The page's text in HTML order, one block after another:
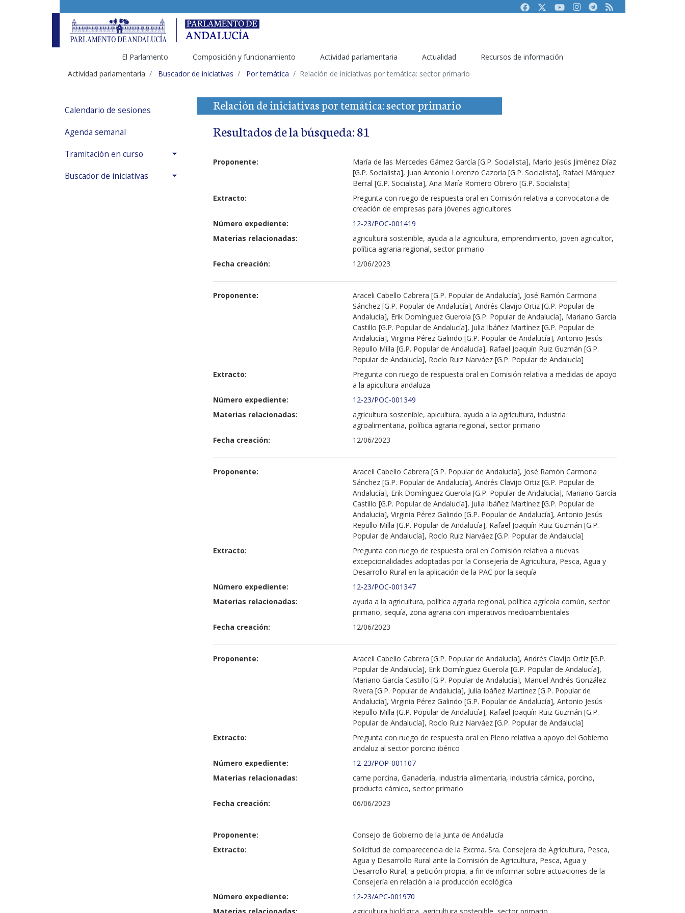
FacebookTwitterYoutubeInstagram
Telegram
RSS
El Parlamento Composición y funcionamiento Actividad parlamentaria Actualidad
Recursos de información
Actividad parlamentaria
Buscador de iniciativas Por temática Relación de iniciativas por temática: sector primario
Calendario de sesiones
Agenda semanal
Tramitación en curso
Buscador de iniciativas
Relación de iniciativas por temática: sector primario
Resultados de la búsqueda: 81
Proponente:
María de las Mercedes Gámez García [G.P. Socialista], Mario Jesús Jiménez Díaz
[G.P. Socialista], Juan Antonio Lorenzo Cazorla [G.P. Socialista], Rafael Márquez
Berral [G.P. Socialista], Ana María Romero Obrero [G.P. Socialista]
Extracto:
Pregunta con ruego de respuesta oral en Comisión relativa a convocatoria de
creación de empresas para jóvenes agricultores
Número expediente:
12-23/POC-001419
Materias relacionadas:
agricultura sostenible, ayuda a la agricultura, emprendimiento, joven agricultor,
política agraria regional, sector primario
Fecha creación:
12/06/2023
Proponente:
Araceli Cabello Cabrera [G.P. Popular de Andalucía], José Ramón Carmona
Sánchez [G.P. Popular de Andalucía], Andrés Clavijo Ortiz [G.P. Popular de
Andalucía], Erik Domínguez Guerola [G.P. Popular de Andalucía], Mariano García
Castillo [G.P. Popular de Andalucía], Julia Ibáñez Martínez [G.P. Popular de
Andalucía], Virginia Pérez Galindo [G.P. Popular de Andalucía], Antonio Jesús
Repullo Milla [G.P. Popular de Andalucía], Rafael Joaquín Ruiz Guzmán [G.P.
Popular de Andalucía], Rocío Ruiz Narváez [G.P. Popular de Andalucía]
Extracto:
Pregunta con ruego de respuesta oral en Comisión relativa a medidas de apoyo
a la apicultura andaluza
Número expediente:
12-23/POC-001349
Materias relacionadas:
agricultura sostenible, apicultura, ayuda a la agricultura, industria
agroalimentaria, política agraria regional, sector primario
Fecha creación:
12/06/2023
Proponente:
Araceli Cabello Cabrera [G.P. Popular de Andalucía], José Ramón Carmona
Sánchez [G.P. Popular de Andalucía], Andrés Clavijo Ortiz [G.P. Popular de
Andalucía], Erik Domínguez Guerola [G.P. Popular de Andalucía], Mariano García
Castillo [G.P. Popular de Andalucía], Julia Ibáñez Martínez [G.P. Popular de
Andalucía], Virginia Pérez Galindo [G.P. Popular de Andalucía], Antonio Jesús
Repullo Milla [G.P. Popular de Andalucía], Rafael Joaquín Ruiz Guzmán [G.P.
Popular de Andalucía], Rocío Ruiz Narváez [G.P. Popular de Andalucía]
Extracto:
Pregunta con ruego de respuesta oral en Comisión relativa a nuevas
excepcionalidades adoptadas por la Consejería de Agricultura, Pesca, Agua y
Desarrollo Rural en la aplicación de la PAC por la sequía
Número expediente:
12-23/POC-001347
Materias relacionadas:
ayuda a la agricultura, política agraria regional, política agrícola común, sector
primario, sequía, zona agraria con imperativos medioambientales
Fecha creación:
12/06/2023
Proponente:
Araceli Cabello Cabrera [G.P. Popular de Andalucía], Andrés Clavijo Ortiz [G.P.
Popular de Andalucía], Erik Domínguez Guerola [G.P. Popular de Andalucía],
Mariano García Castillo [G.P. Popular de Andalucía], Manuel Andrés González
Rivera [G.P. Popular de Andalucía], Julia Ibáñez Martínez [G.P. Popular de
Andalucía], Virginia Pérez Galindo [G.P. Popular de Andalucía], Antonio Jesús
Repullo Milla [G.P. Popular de Andalucía], Rafael Joaquín Ruiz Guzmán [G.P.
Popular de Andalucía], Rocío Ruiz Narváez [G.P. Popular de Andalucía]
Extracto:
Pregunta con ruego de respuesta oral en Pleno relativa a apoyo del Gobierno
andaluz al sector porcino ibérico
Número expediente:
12-23/POP-001107
Materias relacionadas:
carne porcina, Ganadería, industria alimentaria, industria cárnica, porcino,
producto cárnico, sector primario
Fecha creación:
06/06/2023
Proponente:
Consejo de Gobierno de la Junta de Andalucía
Extracto:
Solicitud de comparecencia de la Excma. Sra. Consejera de Agricultura, Pesca,
Agua y Desarrollo Rural ante la Comisión de Agricultura, Pesca, Agua y
Desarrollo Rural, a petición propia, a fin de informar sobre actuaciones de la
Consejería en relación a la producción ecológica
Número expediente:
12-23/APC-001970
Materias relacionadas:
agricultura biológica, agricultura sostenible, sector primario